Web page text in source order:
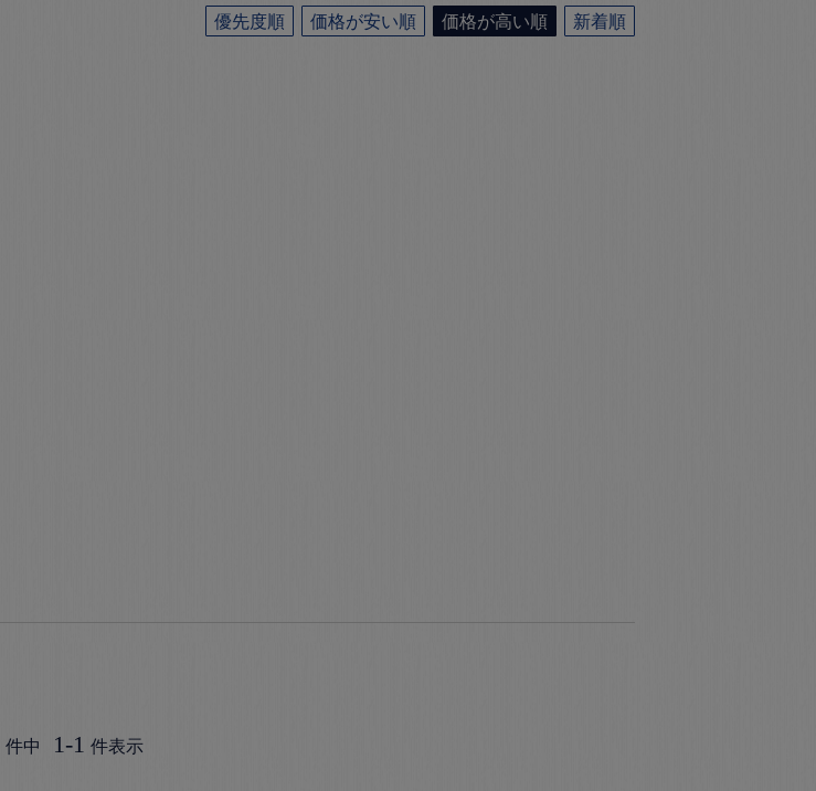
優先度順 価格が安い順 価格が高い順 新着順
件中 1-1 件表示